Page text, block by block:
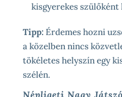
kisgyerekes szülőként
Tipp:Érdemes hozni
a közelben nincs
tökéletes helyszín egy
szélén.